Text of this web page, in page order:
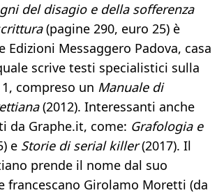
del disagio e della sofferenza
(pagine 290, euro 25) è
Edizioni Messaggero Padova, casa
scrive testi specialistici sulla
compreso un Manuale di
(2012). Interessanti anche
da Graphe.it, come: Grafologia e
e Storie di serial killer(2017). Il
prende il nome dal suo
francescano Girolamo Moretti (da